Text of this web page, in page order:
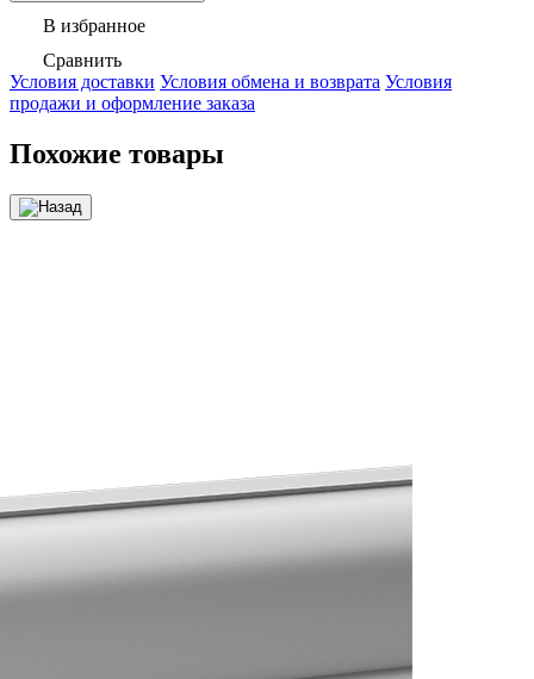
В избранное
Сравнить
Условия доставки Условия обмена и возврата Условия
продажи и оформление заказа
Похожие товары